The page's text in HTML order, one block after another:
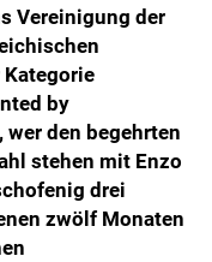
Vereinigung der
by
den begehrten
stehen mit Enzo
drei
zwölf Monaten